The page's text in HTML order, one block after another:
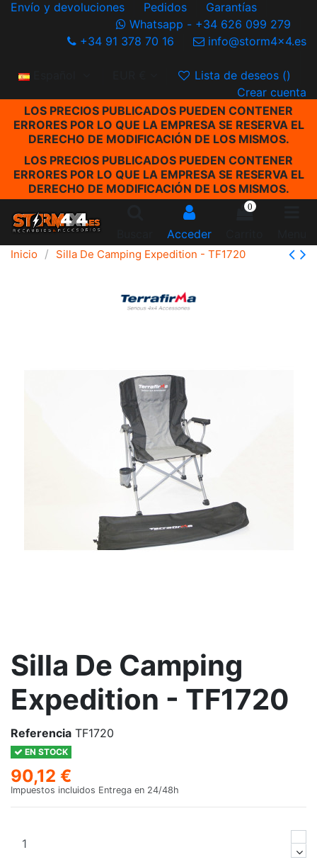
Envío y devoluciones Pedidos
Garantías
Whatsapp - +34 626 099 279
+34 91 378 70 16
info@storm4x4.es
Español Lista de deseos ()
Crear cuenta
LOS PRECIOS PUBLICADOS PUEDEN CONTENER
ERRORES POR LO QUE LA EMPRESA SE RESERVA EL
DERECHO DE MODIFICACIÓN DE LOS MISMOS.
LOS PRECIOS PUBLICADOS PUEDEN CONTENER
ERRORES POR LO QUE LA EMPRESA SE RESERVA EL
DERECHO DE MODIFICACIÓN DE LOS MISMOS.
Acceder
0
Inicio Silla De Camping Expedition - TF1720
Silla De Camping
Expedition - TF1720
Referencia TF1720
EN STOCK
90,12 €
Impuestos incluidos Entrega en 24/48h